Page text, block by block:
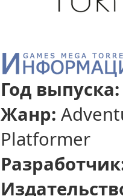
Год выпуска:
Жанр:
Platformer